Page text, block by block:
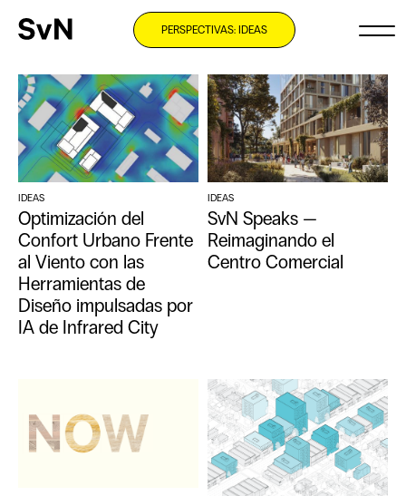
PERSPECTIVAS: IDEAS
IDEAS
Optimización del
Confort Urbano Frente
al Viento con las
Herramientas de
Diseño impulsadas por
IA de Infrared City
IDEAS
SvN Speaks —
Reimaginando el
Centro Comercial